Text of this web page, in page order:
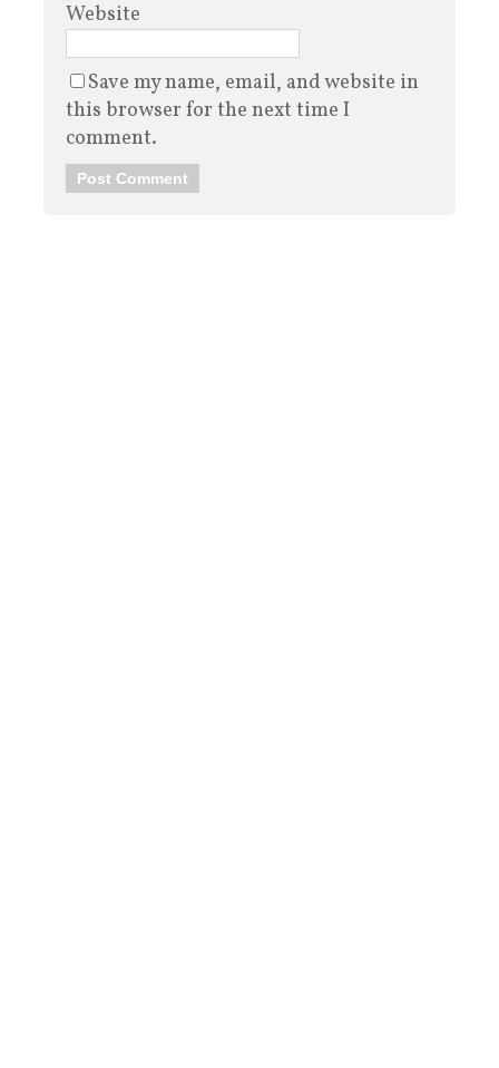
Website
Save my name, email, and website in
this browser for the next time I
comment.